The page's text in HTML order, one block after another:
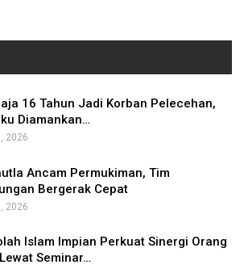
16 Tahun Jadi Korban Pelecehan,
Diamankan…
2026
Ancam Permukiman, Tim
Bergerak Cepat
2026
Islam Impian Perkuat Sinergi Orang
Seminar…